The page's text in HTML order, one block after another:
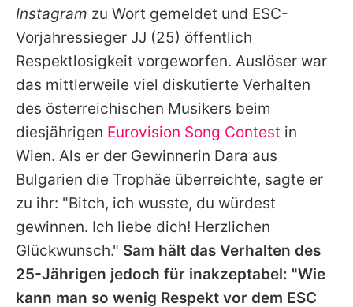
Alle Themen auf Promiflash
Jobs
App runterladen
Team
Redaktionelle Richtlinien
Impressum
Datenschutzerklärung
Nutzungsbedingungen
Utiq verwalten
Instagram zu Wort gemeldet und ESC-
Vorjahressieger JJ (25) öffentlich
Respektlosigkeit vorgeworfen. Auslöser war
das mittlerweile viel diskutierte Verhalten
des österreichischen Musikers beim
diesjährigen Eurovision Song Contest in
Wien. Als er der Gewinnerin Dara aus
Bulgarien die Trophäe überreichte, sagte er
zu ihr: "Bitch, ich wusste, du würdest
gewinnen. Ich liebe dich! Herzlichen
Glückwunsch." Sam hält das Verhalten des
25-Jährigen jedoch für inakzeptabel: "Wie
kann man so wenig Respekt vor dem ESC